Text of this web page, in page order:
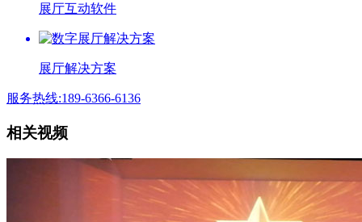
展厅互动软件
展厅解决方案
服务热线:189-6366-6136
相关视频